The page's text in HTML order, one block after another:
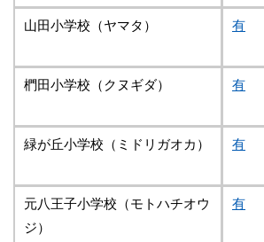
山田小学校（ヤマタ）
有
椚田小学校（クヌギダ）
有
緑が丘小学校（ミドリガオカ）
有
元八王子小学校（モトハチオウ
ジ）
有